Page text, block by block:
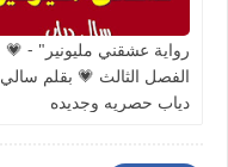
رواية عشقني مليونير" - 💗
الفصل الثالث 💗 بقلم سالي
دياب حصريه وجديده